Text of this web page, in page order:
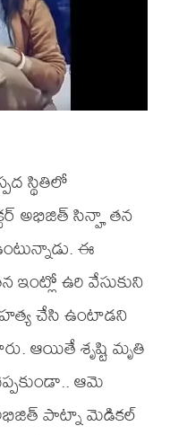
స్థితిలో
అభిజిత్ సిన్హా తన
ఈ
ఇంట్లో ఉరి వేసుకుని
హత్య చేసి ఉంటాడని
ఆయితే శృష్టి మృతి
ఆమె
పాట్నా మెడికల్